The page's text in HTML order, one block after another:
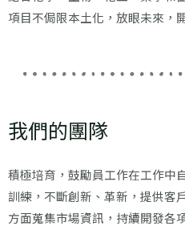
項目不侷限本土化，放眼未來，
我們的團隊
積極培育，鼓勵員工作在工作中
訓練，不斷創新、革新，提供客
方面蒐集市場資訊，持續開發各